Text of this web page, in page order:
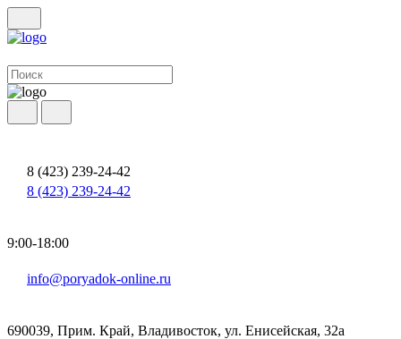
8 (423) 239-24-42
8 (423) 239-24-42
9:00-18:00
info@poryadok-online.ru
690039, Прим. Край, Владивосток, ул. Енисейская, 32а